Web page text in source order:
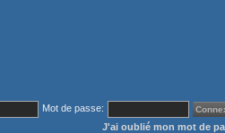
Mot de passe:
J'ai oublié mon mot de